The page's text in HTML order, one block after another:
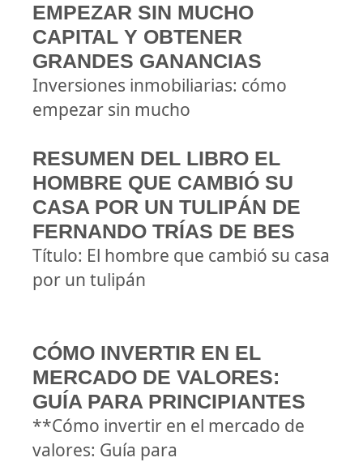
EMPEZAR SIN MUCHO
CAPITAL Y OBTENER
GRANDES GANANCIAS
Inversiones inmobiliarias: cómo
empezar sin mucho
RESUMEN DEL LIBRO EL
HOMBRE QUE CAMBIÓ SU
CASA POR UN TULIPÁN DE
FERNANDO TRÍAS DE BES
Título: El hombre que cambió su casa
por un tulipán
CÓMO INVERTIR EN EL
MERCADO DE VALORES:
GUÍA PARA PRINCIPIANTES
**Cómo invertir en el mercado de
valores: Guía para